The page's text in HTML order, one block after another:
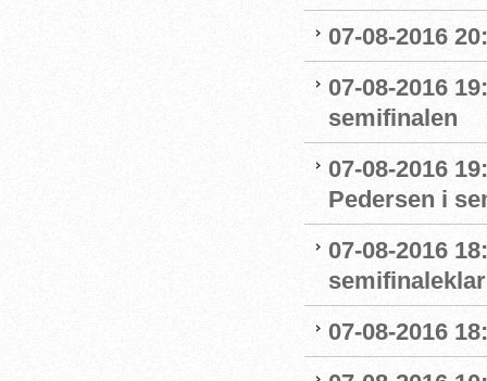
07-08-2016
07-08-2016
semifinalen
07-08-2016
Pedersen i
07-08-2016
07-08-2016